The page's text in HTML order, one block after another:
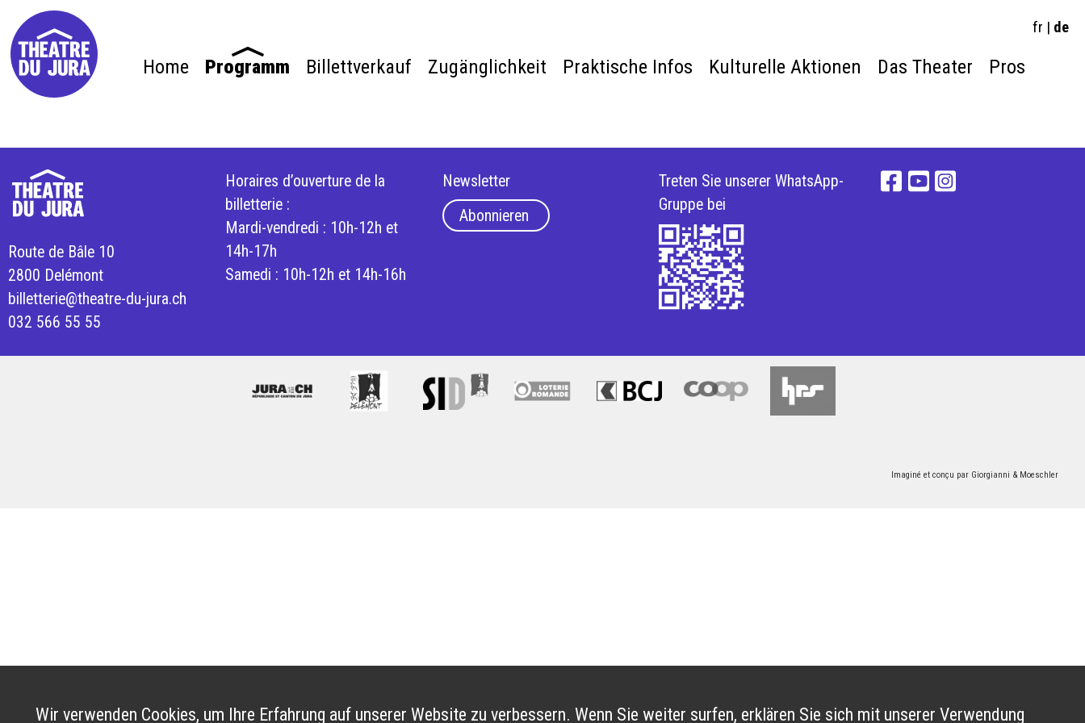
fr | de
Home Programm Billettverkauf Zugänglichkeit Praktische Infos Kulturelle Aktionen Das Theater Pros
Route de Bâle 10
2800 Delémont
billetterie@theatre-du-jura.ch
032 566 55 55
Horaires d’ouverture de la
billetterie :
Mardi-vendredi : 10h-12h et
14h-17h
Samedi : 10h-12h et 14h-16h
Newsletter
Abonnieren
Treten Sie unserer WhatsApp-
Gruppe bei
Imaginé et conçu par Giorgianni & Moeschler
Wir verwenden Cookies, um Ihre Erfahrung auf unserer Website zu verbessern. Wenn Sie weiter surfen, erklären Sie sich mit unserer Verwendung